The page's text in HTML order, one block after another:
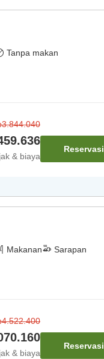
Tanpa makan
& biaya
Reservasi
Makanan Sarapan
& biaya
Reservasi